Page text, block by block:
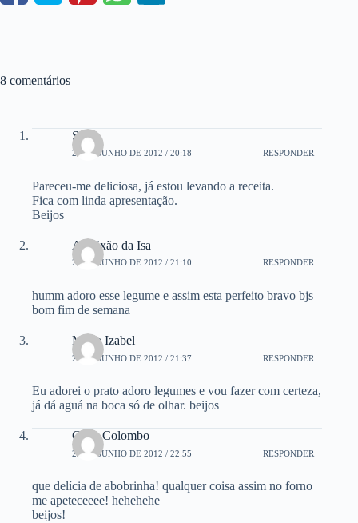
8 comentários
Sonia
22 DE JUNHO DE 2012 / 20:18 RESPONDER
Pareceu-me deliciosa, já estou levando a receita.
Fica com linda apresentação.
Beijos
A Paixão da Isa
22 DE JUNHO DE 2012 / 21:10 RESPONDER
humm adoro esse legume e assim esta perfeito bravo bjs
bom fim de semana
Maria Izabel
22 DE JUNHO DE 2012 / 21:37 RESPONDER
Eu adorei o prato adoro legumes e vou fazer com certeza,
já dá aguá na boca só de olhar. beijos
Carla Colombo
22 DE JUNHO DE 2012 / 22:55 RESPONDER
que delícia de abobrinha! qualquer coisa assim no forno
me apeteceeee! hehehehe
beijos!